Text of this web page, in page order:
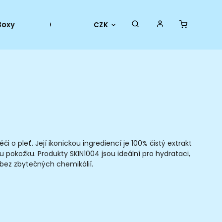
CZK
Collector goods Oficiální merch
o pleť. Její ikonickou ingrediencí je 100% čistý extrakt
Produkty SKIN1004 jsou ideální pro hydrataci,
zbytečných chemikálií.